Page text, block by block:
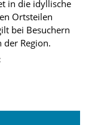
in die idyllische
Ortsteilen
bei Besuchern
der Region.